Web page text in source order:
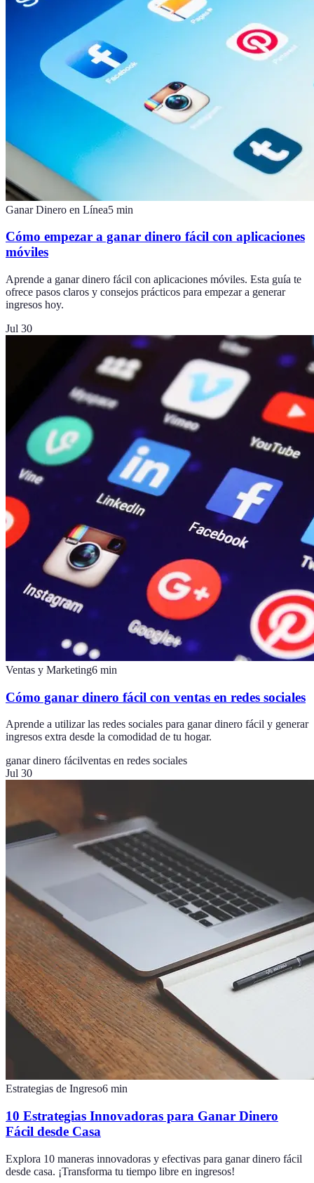
Ganar Dinero en Línea5 min
Cómo empezar a ganar dinero fácil con aplicaciones
móviles
Aprende a ganar dinero fácil con aplicaciones móviles. Esta guía te
ofrece pasos claros y consejos prácticos para empezar a generar
ingresos hoy.
Jul 30
Ventas y Marketing6 min
Cómo ganar dinero fácil con ventas en redes sociales
Aprende a utilizar las redes sociales para ganar dinero fácil y generar
ingresos extra desde la comodidad de tu hogar.
ganar dinero fácilventas en redes sociales
Jul 30
Estrategias de Ingreso6 min
10 Estrategias Innovadoras para Ganar Dinero
Fácil desde Casa
Explora 10 maneras innovadoras y efectivas para ganar dinero fácil
desde casa. ¡Transforma tu tiempo libre en ingresos!